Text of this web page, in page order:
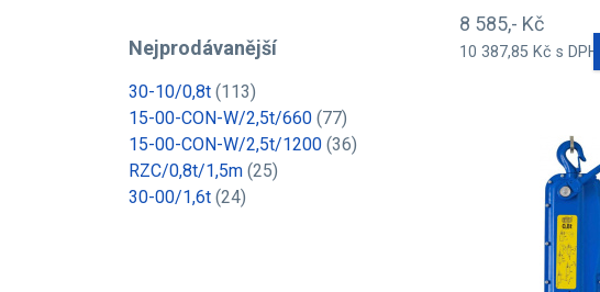
Nejprodávanější
30-10/0,8t (113)
15-00-CON-W/2,5t/660 (77)
15-00-CON-W/2,5t/1200 (36)
RZC/0,8t/1,5m (25)
30-00/1,6t (24)
8 585,- Kč
10 387,85 Kč s DPH